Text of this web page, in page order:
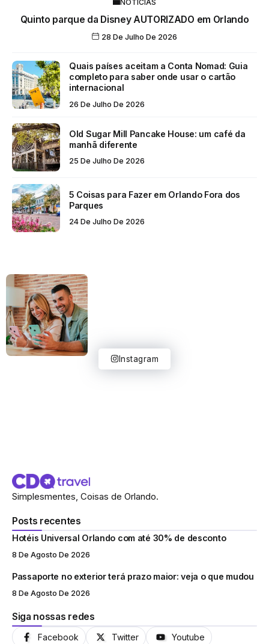
NOTÍCIAS
Quinto parque da Disney AUTORIZADO em Orlando
28 De Julho De 2026
Quais países aceitam a Conta Nomad: Guia
completo para saber onde usar o cartão
internacional
26 De Julho De 2026
Old Sugar Mill Pancake House: um café da
manhã diferente
25 De Julho De 2026
5 Coisas para Fazer em Orlando Fora dos
Parques
24 De Julho De 2026
Instagram
Simplesmentes, Coisas de Orlando.
Posts recentes
Hotéis Universal Orlando com até 30% de desconto
8 De Agosto De 2026
Passaporte no exterior terá prazo maior: veja o que mudou
8 De Agosto De 2026
Siga nossas redes
Facebook Twitter Youtube